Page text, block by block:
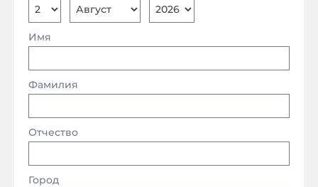
Имя
Фамилия
Отчество
Город